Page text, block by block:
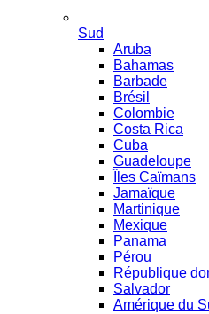
Sud
Aruba
Bahamas
Barbade
Brésil
Colombie
Costa Rica
Cuba
Guadeloupe
Îles Caïmans
Jamaïque
Martinique
Mexique
Panama
Pérou
République
Salvador
Amérique du